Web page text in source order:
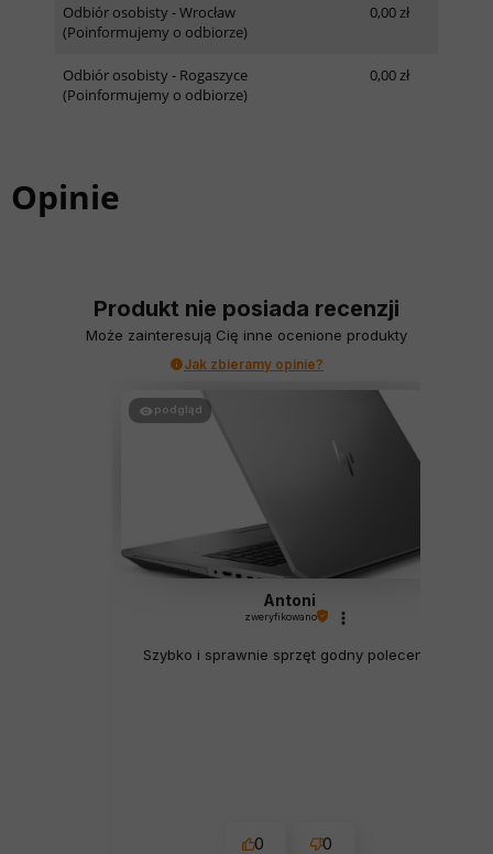
Odbiór osobisty - Wrocław
(Poinformujemy o odbiorze)
0,00 zł
Odbiór osobisty - Rogaszyce
(Poinformujemy o odbiorze)
0,00 zł
Opinie
Produkt nie posiada recenzji
Może zainteresują Cię inne ocenione produkty
Jak zbieramy opinie?
podgląd
Antoni
zweryfikowano
Szybko i sprawnie sprzęt godny polecenia
0 0